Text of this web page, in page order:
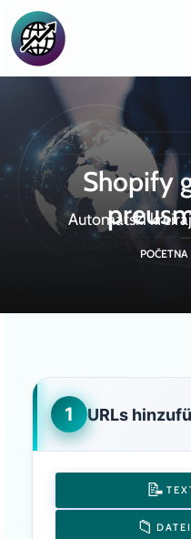
Shopify
Automatski
POČETNA
1 URLs
📝
📁